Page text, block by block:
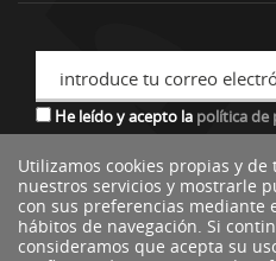
introduce tu correo
He leído y acepto la política de
*descuento no acumulable a otras
Utilizamos cookies propias y
nuestros servicios y mostrarle
con sus preferencias mediante
hábitos de navegación. Si
consideramos que acepta su